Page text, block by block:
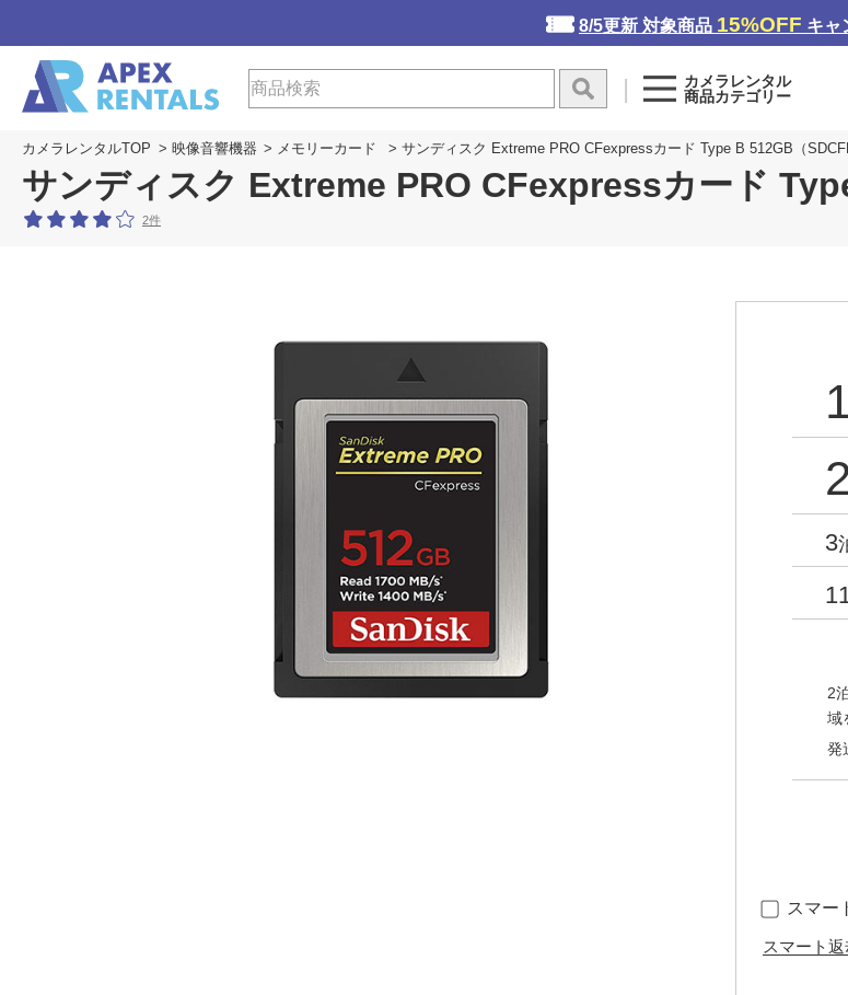
8/5更新 対象商品 15%OFF キャ
カメラレンタル
商品カテゴリー
カメラレンタルTOP > 映像音響機器 > メモリーカード > サンディスク Extreme PRO CFexpressカード Type B 512GB（
サンディスク Extreme PRO CFexpressカード
2件
3
2
域
発
スマー
スマート